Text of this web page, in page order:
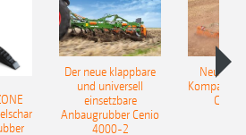
Der neue klappbare
und universell
einsetzbare
Anbaugrubber Cenio
4000-2
Neue